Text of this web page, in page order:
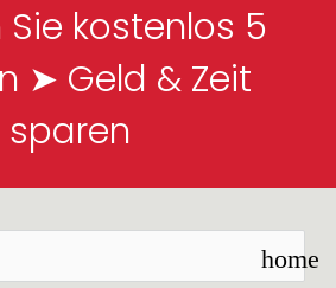
Sie kostenlos 5
➤ Geld & Zeit
sparen
home